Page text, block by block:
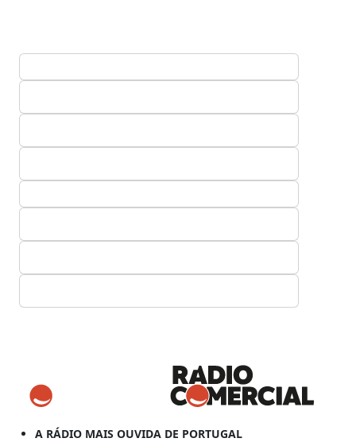
A RÁDIO MAIS OUVIDA DE PORTUGAL